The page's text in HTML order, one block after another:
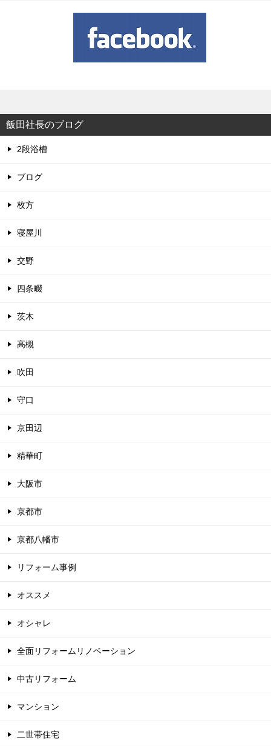
飯田社長のブログ
2段浴槽
ブログ
枚方
寝屋川
交野
四条畷
茨木
高槻
吹田
守口
京田辺
精華町
大阪市
京都市
京都八幡市
リフォーム事例
オススメ
オシャレ
全面リフォームリノベーション
中古リフォーム
マンション
二世帯住宅